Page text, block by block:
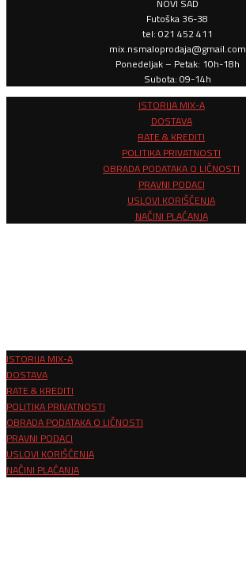
NOVI SAD
Futoška 36-38
tel: 021 452 411
mix.nsmaloprodaja@gmail.com
Ponedeljak – Petak: 10h-18h
Subota: 09-14h
ISTORIJA MIX-A
DOSTAVA
RATE & KREDITI
POLITIKA PRIVATNOSTI
OBRADA PODATAKA O LIČNOSTI
PRAVNI PODACI
USLOVI KORIŠĆENJA
NAČINI PLAĆANJA
ISTORIJA MIX-A
DOSTAVA
RATE & KREDITI
POLITIKA PRIVATNOSTI
OBRADA PODATAKA O LIČNOSTI
PRAVNI PODACI
USLOVI KORIŠĆENJA
NAČINI PLAĆANJA